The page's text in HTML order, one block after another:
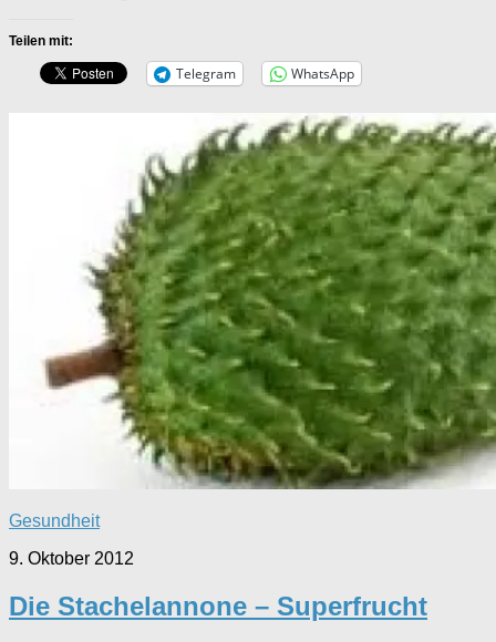
Teilen mit:
Telegram WhatsApp
Gesundheit
9. Oktober 2012
Die Stachelannone – Superfrucht